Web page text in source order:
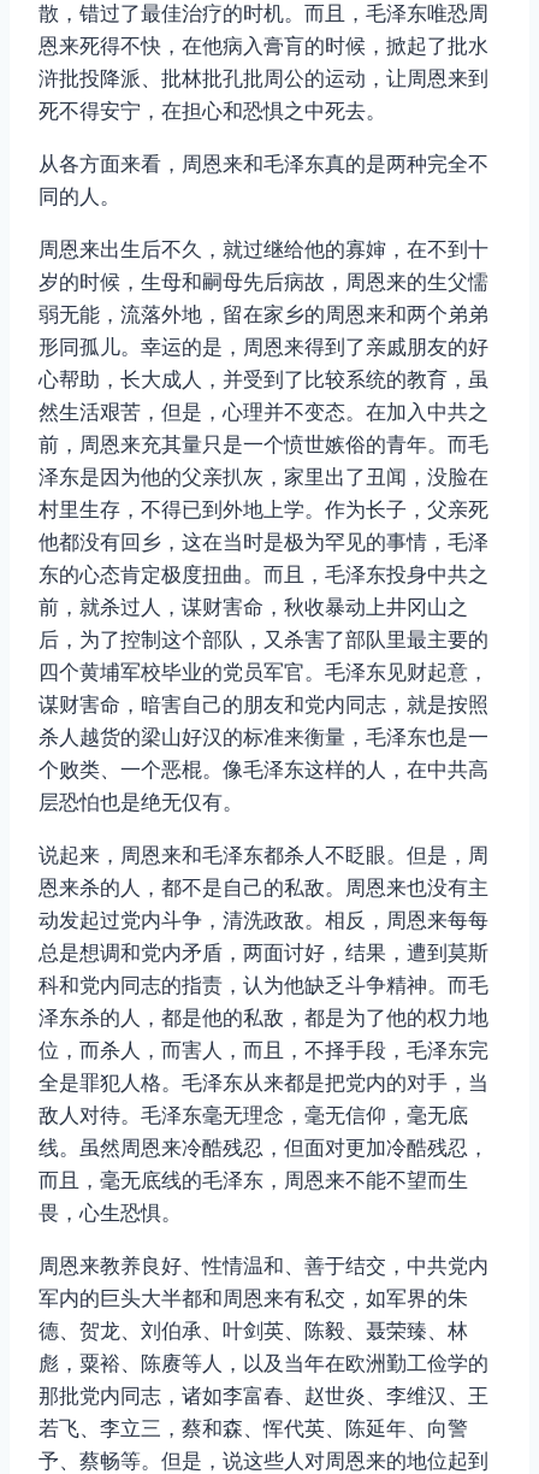
散，错过了最佳治疗的时机。而且，毛泽东唯恐周
恩来死得不快，在他病入膏肓的时候，掀起了批水
浒批投降派、批林批孔批周公的运动，让周恩来到
死不得安宁，在担心和恐惧之中死去。
从各方面来看，周恩来和毛泽东真的是两种完全不
同的人。
周恩来出生后不久，就过继给他的寡婶，在不到十
岁的时候，生母和嗣母先后病故，周恩来的生父懦
弱无能，流落外地，留在家乡的周恩来和两个弟弟
形同孤儿。幸运的是，周恩来得到了亲戚朋友的好
心帮助，长大成人，并受到了比较系统的教育，虽
然生活艰苦，但是，心理并不变态。在加入中共之
前，周恩来充其量只是一个愤世嫉俗的青年。而毛
泽东是因为他的父亲扒灰，家里出了丑闻，没脸在
村里生存，不得已到外地上学。作为长子，父亲死
他都没有回乡，这在当时是极为罕见的事情，毛泽
东的心态肯定极度扭曲。而且，毛泽东投身中共之
前，就杀过人，谋财害命，秋收暴动上井冈山之
后，为了控制这个部队，又杀害了部队里最主要的
四个黄埔军校毕业的党员军官。毛泽东见财起意，
谋财害命，暗害自己的朋友和党内同志，就是按照
杀人越货的梁山好汉的标准来衡量，毛泽东也是一
个败类、一个恶棍。像毛泽东这样的人，在中共高
层恐怕也是绝无仅有。
说起来，周恩来和毛泽东都杀人不眨眼。但是，周
恩来杀的人，都不是自己的私敌。周恩来也没有主
动发起过党内斗争，清洗政敌。相反，周恩来每每
总是想调和党内矛盾，两面讨好，结果，遭到莫斯
科和党内同志的指责，认为他缺乏斗争精神。而毛
泽东杀的人，都是他的私敌，都是为了他的权力地
位，而杀人，而害人，而且，不择手段，毛泽东完
全是罪犯人格。毛泽东从来都是把党内的对手，当
敌人对待。毛泽东毫无理念，毫无信仰，毫无底
线。虽然周恩来冷酷残忍，但面对更加冷酷残忍，
而且，毫无底线的毛泽东，周恩来不能不望而生
畏，心生恐惧。
周恩来教养良好、性情温和、善于结交，中共党内
军内的巨头大半都和周恩来有私交，如军界的朱
德、贺龙、刘伯承、叶剑英、陈毅、聂荣臻、林
彪，粟裕、陈赓等人，以及当年在欧洲勤工俭学的
那批党内同志，诸如李富春、赵世炎、李维汉、王
若飞、李立三，蔡和森、恽代英、陈延年、向警
予、蔡畅等。但是，说这些人对周恩来的地位起到